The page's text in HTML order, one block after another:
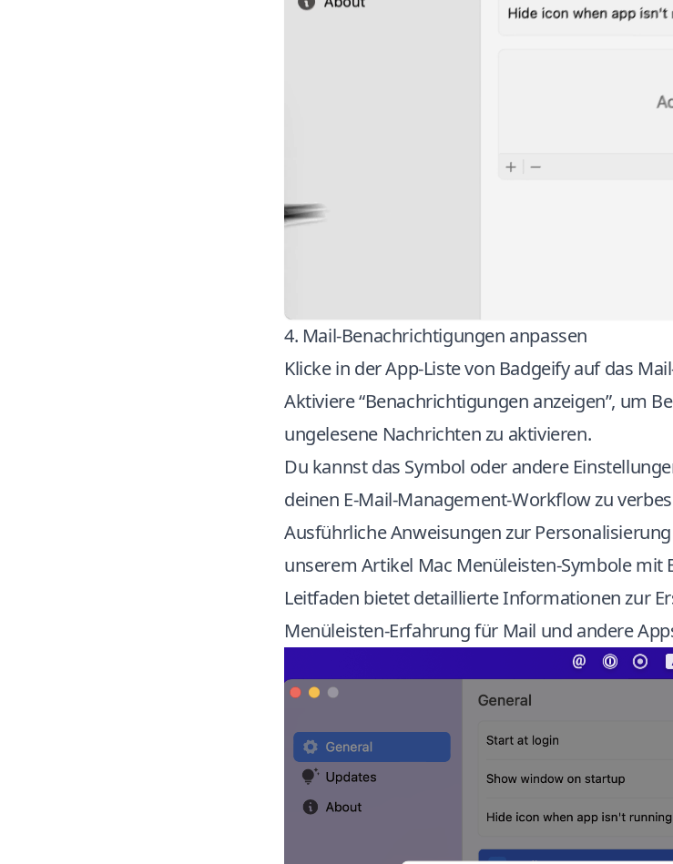
4. Mail-Benachrichtigungen anpassen
Klicke in der App-Liste von Badgeify auf das
Aktiviere “Benachrichtigungen anzeigen”, um
ungelesene Nachrichten zu aktivieren.
Du kannst das Symbol oder andere
deinen E-Mail-Management-Workflow zu
Ausführliche Anweisungen zur
unserem Artikel Mac Menüleisten-Symbole mit
Leitfaden bietet detaillierte Informationen zur
Menüleisten-Erfahrung für Mail und andere